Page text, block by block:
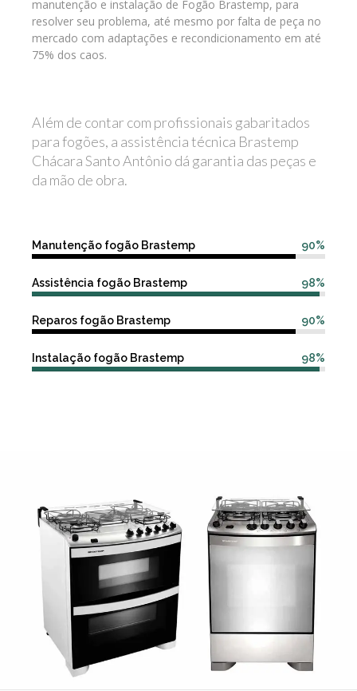
manutenção e instalação de Fogão Brastemp, para
resolver seu problema, até mesmo por falta de peça no
mercado com adaptações e recondicionamento em até
75% dos caos.
Além de contar com profissionais gabaritados
para fogões, a assistência técnica Brastemp
Chácara Santo Antônio dá garantia das peças e
da mão de obra.
90%
Manutenção fogão Brastemp
98%
Assistência fogão Brastemp
90%
Reparos fogão Brastemp
98%
Instalação fogão Brastemp